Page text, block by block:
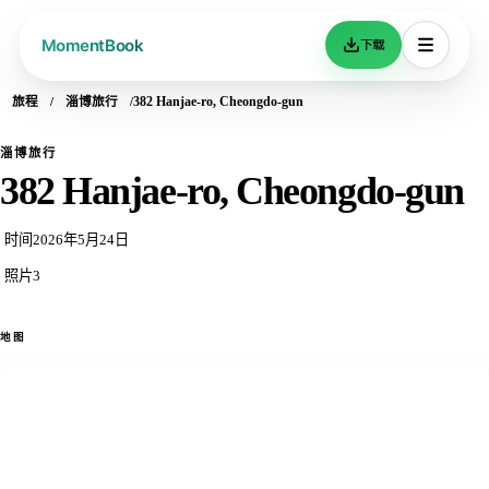
下载
旅程 淄博旅行 382 Hanjae-ro, Cheongdo-gun
淄博旅行
382 Hanjae-ro, Cheongdo-gun
时间 2026年5月24日
照片3
地图